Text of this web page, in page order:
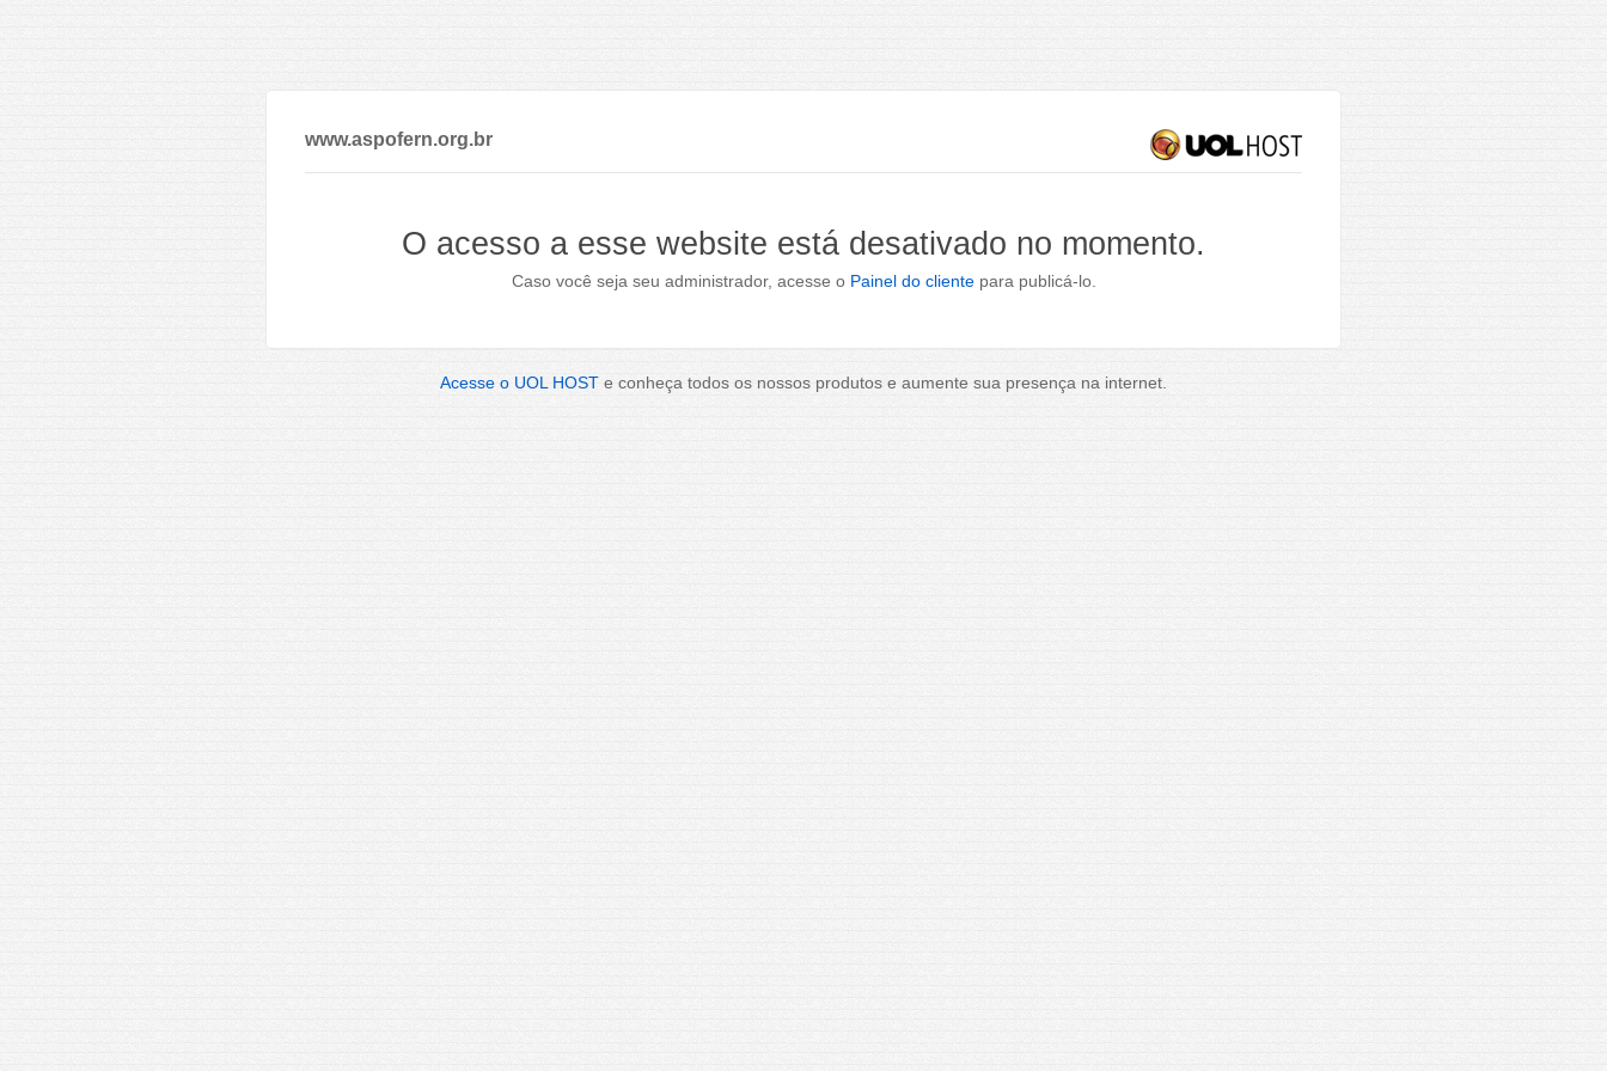
www.aspofern.org.br
O acesso a esse website está desativado no momento.
Caso você seja seu administrador, acesse o Painel do clientepara publicá-lo.
Acesse o UOL HOST e conheça todos os nossos produtos e aumente sua presença na internet.